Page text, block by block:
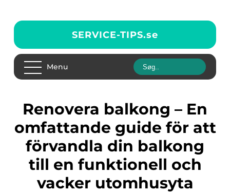
SERVICE-TIPS.se
Menu
Renovera balkong – En
omfattande guide för att
förvandla din balkong
till en funktionell och
vacker utomhusyta